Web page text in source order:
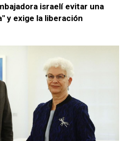
israelí evitar una
y exige la liberación